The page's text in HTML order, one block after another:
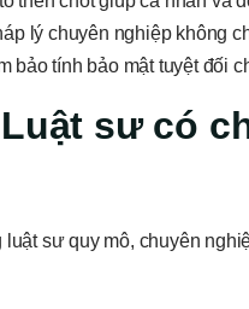
lý chuyên nghiệp không
bảo tính bảo mật tuyệt đối
sư có
sư quy mô, chuyên